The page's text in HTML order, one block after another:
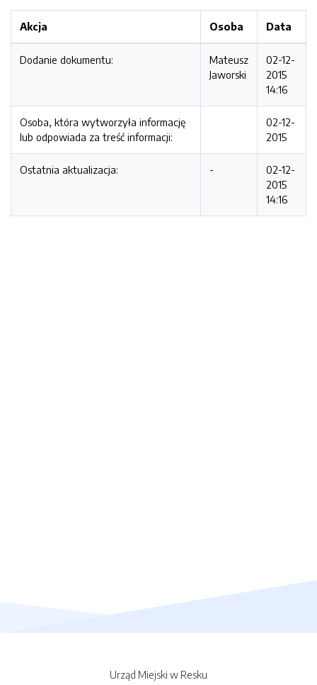
Akcja Osoba Data
Dodanie dokumentu:
Mateusz
Jaworski
02-12-
2015
14:16
Osoba, która wytworzyła informację
lub odpowiada za treść informacji:
02-12-
2015
Ostatnia aktualizacja: -
02-12-
2015
14:16
Urząd Miejski w Resku